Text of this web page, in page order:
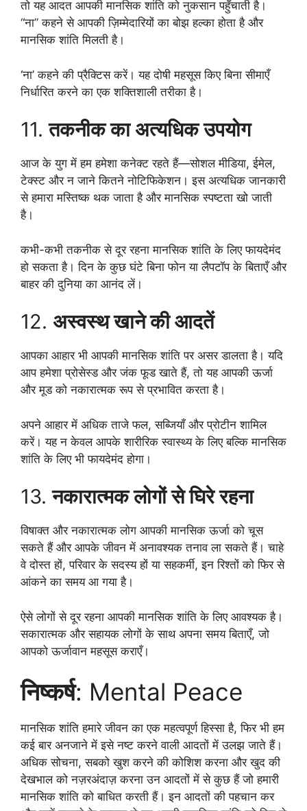
तो यह आदत आपकी मानसिक शांति को नुकसान पहुँचाती है।
“ना” कहने से आपकी ज़िम्मेदारियों का बोझ हल्का होता है और
मानसिक शांति मिलती है।
‘ना’ कहने की प्रैक्टिस करें। यह दोषी महसूस किए बिना सीमाएँ
निर्धारित करने का एक शक्तिशाली तरीका है।
11.तकनीक का अत्यधिक उपयोग
आज के युग में हम हमेशा कनेक्ट रहते हैं—सोशल मीडिया, ईमेल,
टेक्स्ट और न जाने कितने नोटिफिकेशन। इस अत्यधिक जानकारी
से हमारा मस्तिष्क थक जाता है और मानसिक स्पष्टता खो जाती
है।
कभी-कभी तकनीक से दूर रहना मानसिक शांति के लिए फायदेमंद
हो सकता है। दिन के कुछ घंटे बिना फोन या लैपटॉप के बिताएँ और
बाहर की दुनिया का आनंद लें।
12. अस्वस्थ खाने की आदतें
आपका आहार भी आपकी मानसिक शांति पर असर डालता है। यदि
आप हमेशा प्रोसेस्ड और जंक फूड खाते हैं, तो यह आपकी ऊर्जा
और मूड को नकारात्मक रूप से प्रभावित करता है।
अपने आहार में अधिक ताजे फल, सब्जियाँ और प्रोटीन शामिल
करें। यह न केवल आपके शारीरिक स्वास्थ्य के लिए बल्कि मानसिक
शांति के लिए भी फायदेमंद होगा।
13.नकारात्मक लोगों से घिरे रहना
विषाक्त और नकारात्मक लोग आपकी मानसिक ऊर्जा को चूस
सकते हैं और आपके जीवन में अनावश्यक तनाव ला सकते हैं। चाहे
वे दोस्त हों, परिवार के सदस्य हों या सहकर्मी, इन रिश्तों को फिर से
आंकने का समय आ गया है।
ऐसे लोगों से दूर रहना आपकी मानसिक शांति के लिए आवश्यक है।
सकारात्मक और सहायक लोगों के साथ अपना समय बिताएँ, जो
आपको ऊर्जावान महसूस कराएँ।
निष्कर्ष: Mental Peace
मानसिक शांति हमारे जीवन का एक महत्वपूर्ण हिस्सा है, फिर भी हम
कई बार अनजाने में इसे नष्ट करने वाली आदतों में उलझ जाते हैं।
अधिक सोचना, सबको खुश करने की कोशिश करना और खुद की
देखभाल को नज़रअंदाज़ करना उन आदतों में से कुछ हैं जो हमारी
मानसिक शांति को बाधित करती हैं। इन आदतों की पहचान कर